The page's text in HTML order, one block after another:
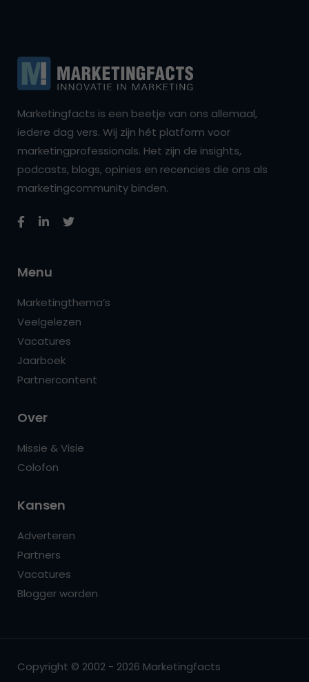
Marketingfacts is een beetje van ons allemaal,
iedere dag vers. Wij zijn hét platform voor
marketingprofessionals. Het zijn de insights,
podcasts, blogs, opinies en recencies die ons als
marketingcommunity binden.
Menu
Marketingthema’s
Veelgelezen
Vacatures
Jaarboek
Partnercontent
Over
Missie & Visie
Colofon
Kansen
Adverteren
Partners
Vacatures
Blogger worden
Copyright © 2002 - 2026 Marketingfacts